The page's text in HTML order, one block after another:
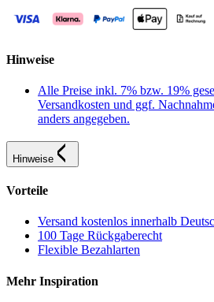
Hinweise
Alle Preise inkl. 7% bzw. 19%
Versandkosten und ggf.
anders angegeben.
Hinweise
Vorteile
Versand kostenlos innerhalb
100 Tage Rückgaberecht
Flexible Bezahlarten
Mehr Inspiration